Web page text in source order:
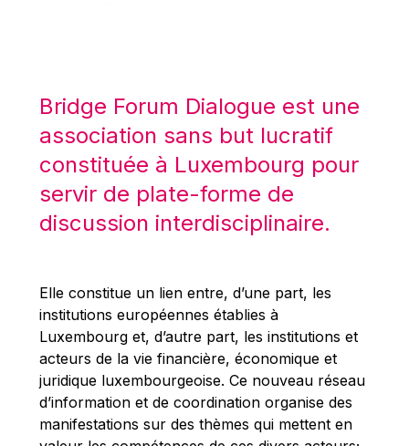
Mario Centeno
Mario Monti
Maroš ŠEFČOVIČ
Martin Bailey
Martine Reicherts
Michael Sohlman
Michel Goedert
Mireille Delmas-Marty
Nobuo Tanaka
Otmar Issing
Bridge Forum Dialogue est une
association sans but lucratif
constituée à Luxembourg pour
servir de plate-forme de
discussion interdisciplinaire.
Elle constitue un lien entre, d’une part, les
institutions européennes établies à
Luxembourg et, d’autre part, les institutions et
acteurs de la vie financière, économique et
juridique luxembourgeoise. Ce nouveau réseau
d’information et de coordination organise des
manifestations sur des thèmes qui mettent en